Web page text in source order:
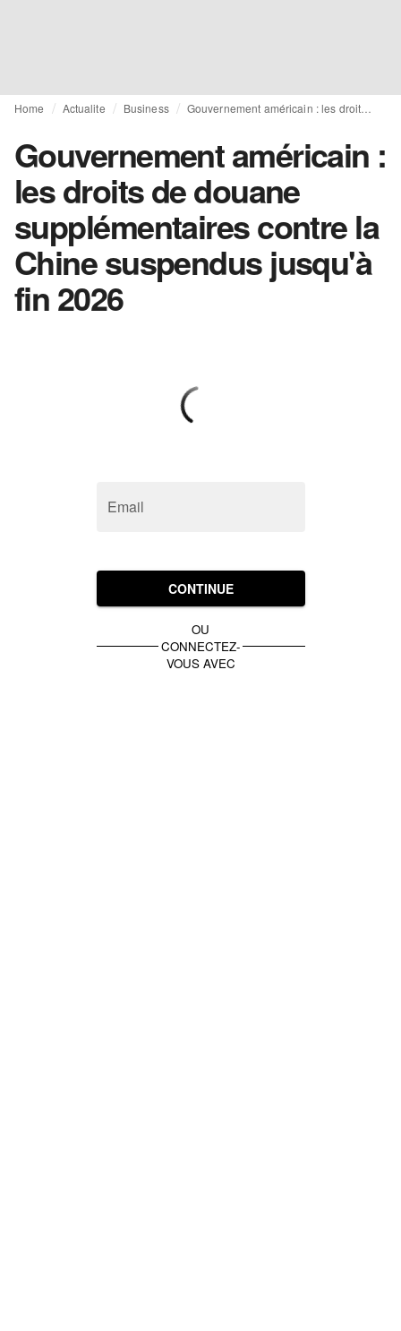
Home Actualite Business
Gouvernement américain :
les droits de douane
supplémentaires contre la
Chine suspendus jusqu'à
fin 2026
Email
CONTINUE
OU
CONNECTEZ-
VOUS AVEC